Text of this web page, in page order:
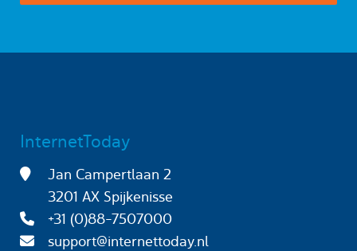
InternetToday
Jan Campertlaan 2
3201 AX Spijkenisse
+31 (0)88-7507000
support@internettoday.nl